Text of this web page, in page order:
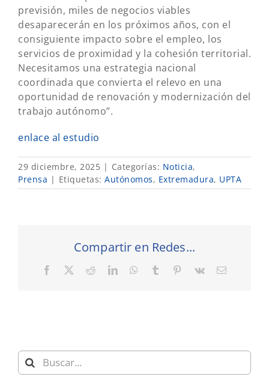
previsión, miles de negocios viables
desaparecerán en los próximos años, con el
consiguiente impacto sobre el empleo, los
servicios de proximidad y la cohesión territorial.
Necesitamos una estrategia nacional
coordinada que convierta el relevo en una
oportunidad de renovación y modernización del
trabajo autónomo”.
enlace al estudio
29 diciembre, 2025 | Categorías: Noticia,
Prensa | Etiquetas: Autónomos, Extremadura, UPTA
Compartir en Redes...
Facebook RedditLinkedInWhatsApp
Tumblr Pinterest
Vk
Correo
Buscar: